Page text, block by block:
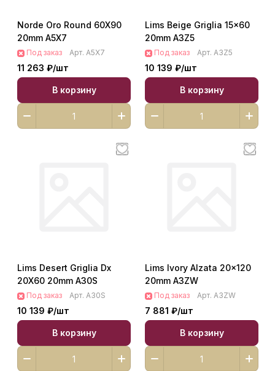
Norde Oro Round 60X90
20mm A5X7
Под заказ Арт. A5X7
11 263 ₽/шт
В корзину
Lims Beige Griglia 15x60
20mm A3Z5
Под заказ Арт. A3Z5
10 139 ₽/шт
В корзину
Lims Desert Griglia Dx
20X60 20mm A30S
Под заказ Арт. A30S
10 139 ₽/шт
В корзину
Lims Ivory Alzata 20x120
20mm A3ZW
Под заказ Арт. A3ZW
7 881 ₽/шт
В корзину